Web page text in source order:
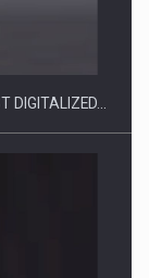
DIGITALIZED…